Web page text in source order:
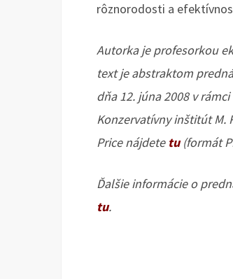
rôznorodosti a
Autorka je profesorkou
text je abstraktom
dňa 12. júna 2008 v
Konzervatívny inštitút M.
Price nájdete tu(formát
Ďalšie informácie o
tu.